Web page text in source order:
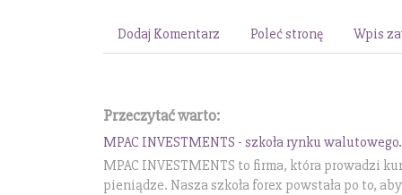
Dodaj Komentarz Poleć stronę Wpis
Przeczytać warto:
MPAC INVESTMENTS - szkoła rynku walutowego.
MPAC INVESTMENTS to firma, która prowadzi
pieniądze. Nasza szkoła forex powstała po to,